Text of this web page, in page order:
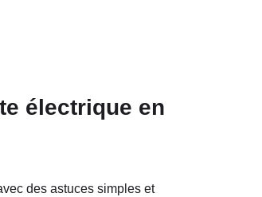
électrique en
des astuces simples et